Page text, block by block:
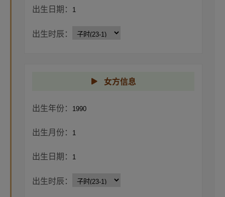
出生日期：
出生时辰：
女方信息
出生年份：
出生月份：
出生日期：
出生时辰：